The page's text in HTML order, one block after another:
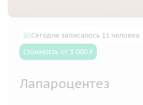
Сегодня записалось 11 человек
Стоимость от 3 000 ₽
Лапароцентез